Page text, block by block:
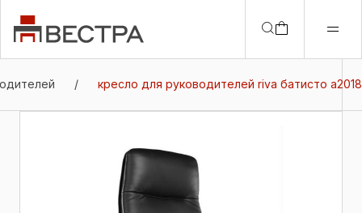
/ кресло для руководителей riva батисто a2018